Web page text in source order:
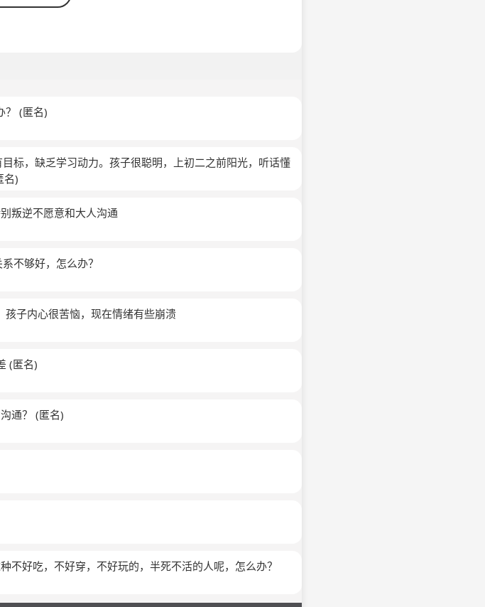
(匿名)
标，缺乏学习动力。孩子很聪明，上初二之前阳光，听话懂
名)
叛逆不愿意和大人沟通
不够好，怎么办？
子内心很苦恼，现在情绪有些崩溃
(匿名)
通？ (匿名)
不好吃，不好穿，不好玩的，半死不活的人呢，怎么办？